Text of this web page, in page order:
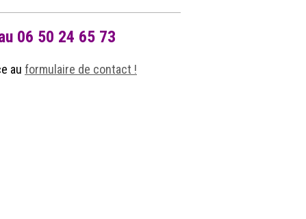
06 50 24 65 73
au formulaire de contact !